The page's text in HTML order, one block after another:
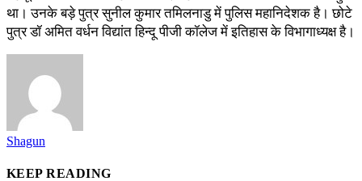
था। उनके बड़े पुत्र सुनील कुमार तमिलनाडु में पुलिस महानिदेशक है। छोटे
पुत्र डॉ अमित वर्धन विद्यांत हिन्दू पीजी कॉलेज में इतिहास के विभागाध्यक्ष है।
Shagun
KEEP READING